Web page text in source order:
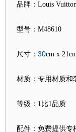
品牌：Louis
型号：M48610
尺寸： 30cm x
材质：专用材质和
等级：1比1品质
配件：免费提供专